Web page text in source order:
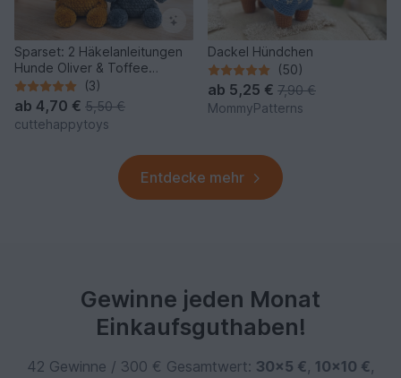
Sparset: 2 Häkelanleitungen
Hunde Oliver & Toffee
(Amigurumi PDF)
(3)
ab 4,70 € 5,50 €
cuttehappytoys
Dackel Hündchen
(50)
ab 5,25 € 7,90 €
MommyPatterns
Entdecke mehr
Gewinne jeden Monat
Einkaufsguthaben!
42 Gewinne / 300 € Gesamtwert: 30×5 €, 10×10 €,